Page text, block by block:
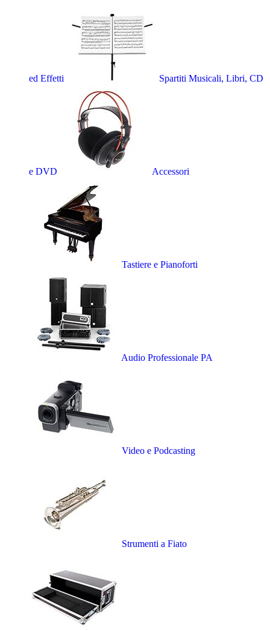
ed Effetti Spartiti Musicali, Libri, CD
e DVD Accessori
Tastiere e Pianoforti
Audio Professionale PA
Video e Podcasting
Strumenti a Fiato